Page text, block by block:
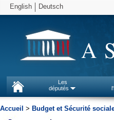
English Deutsch
Les
députés
Accueil > Budget et Sécurité